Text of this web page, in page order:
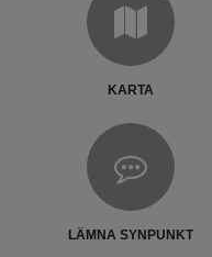
KARTA
LÄMNA SYNPUNKT